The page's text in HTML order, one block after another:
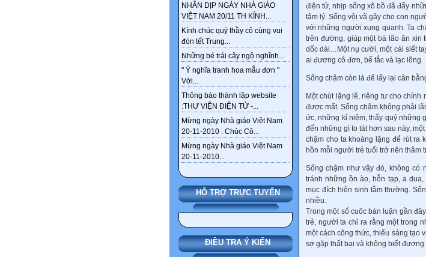
NHÂN DỊP NGÀY NHÀ GIÁO
VIỆT NAM 20/11 TH KÍNH...
Kính chúc quý thầy cô cùng vui
đón tết Trung...
Những bé trái cây ngộ nghĩnh...
" Ý nghĩa tranh hoa mẫu đơn "
Với...
Thông báo thành lập website
:THƯ VIỆN ĐIỆN TỬ -...
Mừng ngày Nhà giáo Việt Nam
20-11-2010 . Chúc Cô...
Mừng ngày Nhà giáo Việt Nam
20-11-2010...
HỖ TRỢ TRỰC TUYẾN
ĐIỀU TRA Ý KIẾN
điện tử, nhịp sống xô bồ đã đẩy
tâm lý. Sống vội vã gây cho con
với những người xung quanh. Ta
trên đường, giúp một bà lão ăn xin
dốc dài…Một nụ cười, một cái siết
ai đương cô đơn, bế tắc và lạc lõng.
Sống chậm còn là để lấy lại cân
Một chút lặng lẽ, riêng tư cho
được mất. Sống chậm không phải
ức, những kỉ niệm, thấy quý những
đến những gì to tát hơn sau này,
chậm cho ta khoảng lặng để rút ra
hồn mỗi người trẻ tuổi trở nên thâm
Sống chậm như vậy đó, không có
tránh những ồn ào, hỗn tạp, a
mục đích hiện sinh tầm thường.
nhiều.
Trong một số cuôc bàn luận gần
trẻ, người ta chỉ ra rằng một trong
một cách công thức, thiếu sáng tạo
sợ gặp thất bại và không biết